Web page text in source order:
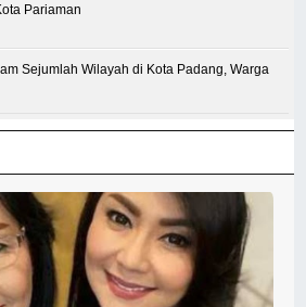
Pariaman
Sejumlah Wilayah di Kota Padang, Warga